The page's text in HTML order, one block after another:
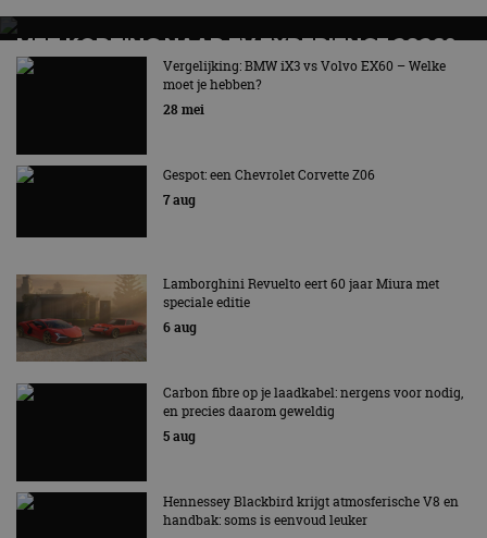
MET KORTING NAAR EV EXPERIENCE 2026?
AUTORAI REGELT HET!
EV Experience 2026 van 24 tot 26 september
Vergelijking: BMW iX3 vs Volvo EX60 – Welke
moet je hebben?
28 mei
Gespot: een Chevrolet Corvette Z06
7 aug
Lamborghini Revuelto eert 60 jaar Miura met
speciale editie
6 aug
Carbon fibre op je laadkabel: nergens voor nodig,
en precies daarom geweldig
5 aug
Hennessey Blackbird krijgt atmosferische V8 en
handbak: soms is eenvoud leuker